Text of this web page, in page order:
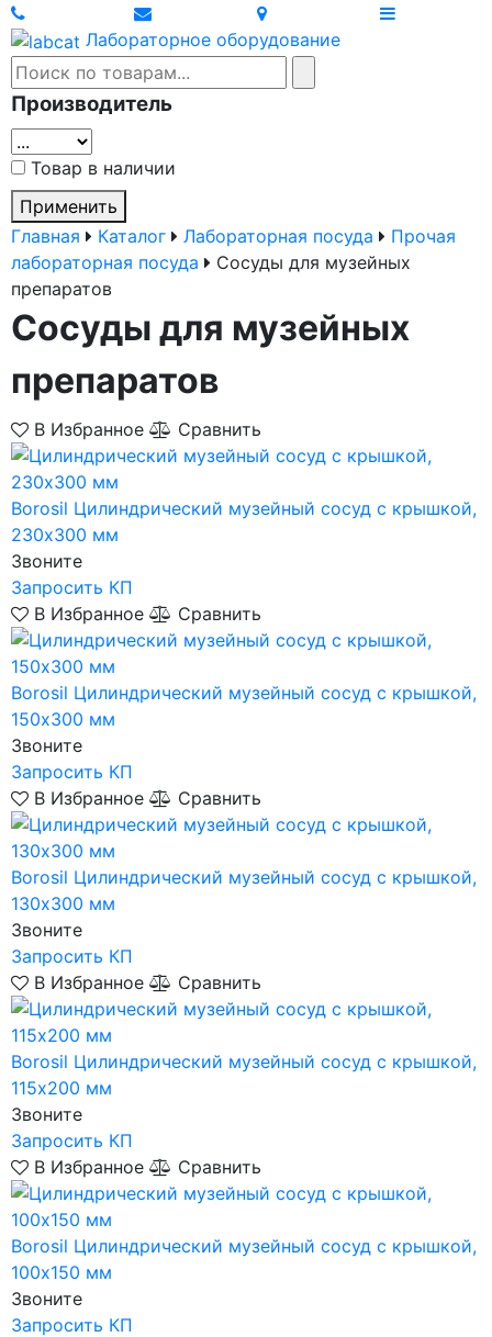
Лабораторное оборудование
Производитель
Товар в наличии
Применить
Главная
Каталог Лабораторная посуда
Прочая
лабораторная посуда
Сосуды для музейных
препаратов
Сосуды для музейных
препаратов
В Избранное Сравнить
Borosil Цилиндрический музейный сосуд с крышкой,
230х300 мм
Звоните
Запросить КП
В Избранное
Сравнить
Borosil Цилиндрический музейный сосуд с крышкой,
150х300 мм
Звоните
Запросить КП
В Избранное
Сравнить
Borosil Цилиндрический музейный сосуд с крышкой,
130х300 мм
Звоните
Запросить КП
В Избранное
Сравнить
Borosil Цилиндрический музейный сосуд с крышкой,
115х200 мм
Звоните
Запросить КП
В Избранное
Сравнить
Borosil Цилиндрический музейный сосуд с крышкой,
100х150 мм
Звоните
Запросить КП